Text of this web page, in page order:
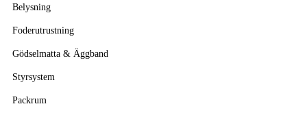
Belysning
Foderutrustning
Gödselmatta & Äggband
Styrsystem
Packrum